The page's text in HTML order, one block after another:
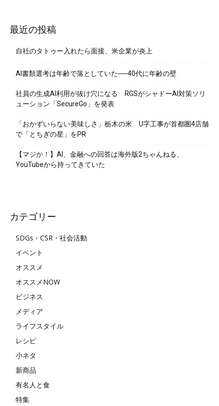
最近の投稿
自社のタトゥー入れたら面接、米企業が炎上
AI書類選考は年齢で落としていた──40代に年齢の壁
社員の生成AI利用が抜け穴になる RGSがシャドーAI対策ソリ
ューション「SecureGo」を発表
「おかずいらない美味しさ」栃木の米 U字工事が首都圏4店舗
で「とちぎの星」をPR
【マジか！】AI、金融への回答は海外版2ちゃんねる、
YouTubeから持ってきていた
カテゴリー
SDGs・CSR・社会活動
イベント
オススメ
オススメNOW
ビジネス
メディア
ライフスタイル
レシピ
小ネタ
新商品
有名人と食
特集